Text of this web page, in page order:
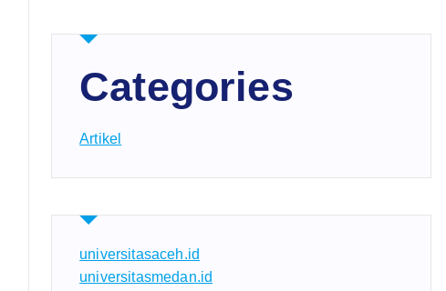
Categories
Artikel
universitasaceh.id
universitasmedan.id